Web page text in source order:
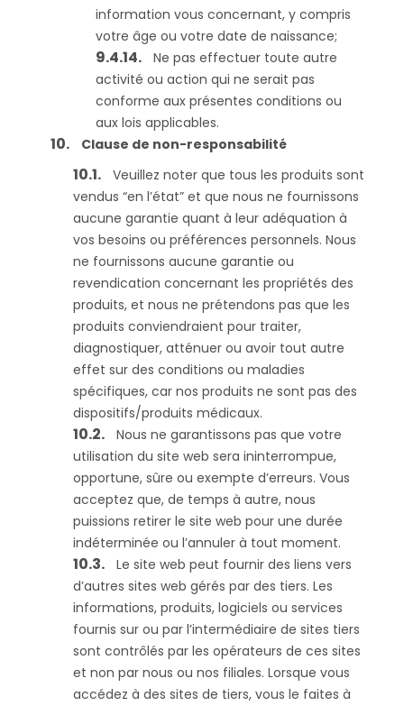
information vous concernant, y compris
votre âge ou votre date de naissance;
Ne pas effectuer toute autre
activité ou action qui ne serait pas
conforme aux présentes conditions ou
aux lois applicables.
Clause de non-responsabilité
Veuillez noter que tous les produits sont
vendus “en l’état” et que nous ne fournissons
aucune garantie quant à leur adéquation à
vos besoins ou préférences personnels. Nous
ne fournissons aucune garantie ou
revendication concernant les propriétés des
produits, et nous ne prétendons pas que les
produits conviendraient pour traiter,
diagnostiquer, atténuer ou avoir tout autre
effet sur des conditions ou maladies
spécifiques, car nos produits ne sont pas des
dispositifs/produits médicaux.
Nous ne garantissons pas que votre
utilisation du site web sera ininterrompue,
opportune, sûre ou exempte d’erreurs. Vous
acceptez que, de temps à autre, nous
puissions retirer le site web pour une durée
indéterminée ou l’annuler à tout moment.
Le site web peut fournir des liens vers
d’autres sites web gérés par des tiers. Les
informations, produits, logiciels ou services
fournis sur ou par l’intermédiaire de sites tiers
sont contrôlés par les opérateurs de ces sites
et non par nous ou nos filiales. Lorsque vous
accédez à des sites de tiers, vous le faites à